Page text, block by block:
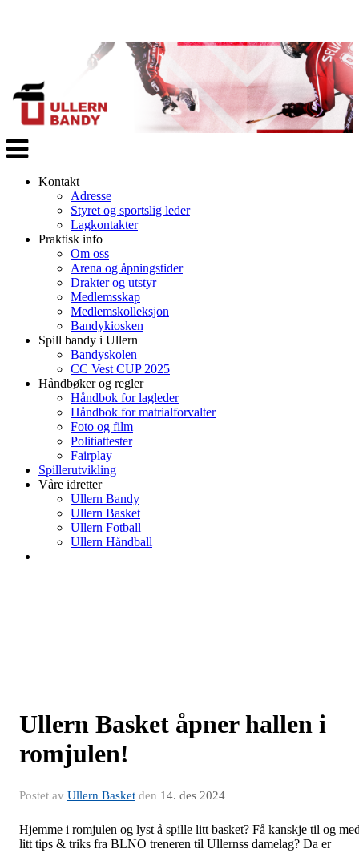
Veksle
navigasjon
Kontakt
Adresse
Styret og sportslig leder
Lagkontakter
Praktisk info
Om oss
Arena og åpningstider
Drakter og utstyr
Medlemsskap
Medlemskolleksjon
Bandykiosken
Spill bandy i Ullern
Bandyskolen
CC Vest CUP 2025
Håndbøker og regler
Håndbok for lagleder
Håndbok for matrialforvalter
Foto og film
Politiattester
Fairplay
Spillerutvikling
Våre idretter
Ullern Bandy
Ullern Basket
Ullern Fotball
Ullern Håndball
​Ullern Basket åpner hallen i
romjulen!
Postet av Ullern Basket den 14. des 2024
Hjemme i romjulen og lyst å spille litt basket? Få kanskje til og
litt tips & triks fra BLNO treneren til Ullernss damelag? Da er